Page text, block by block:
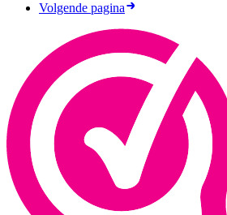
Volgende pagina